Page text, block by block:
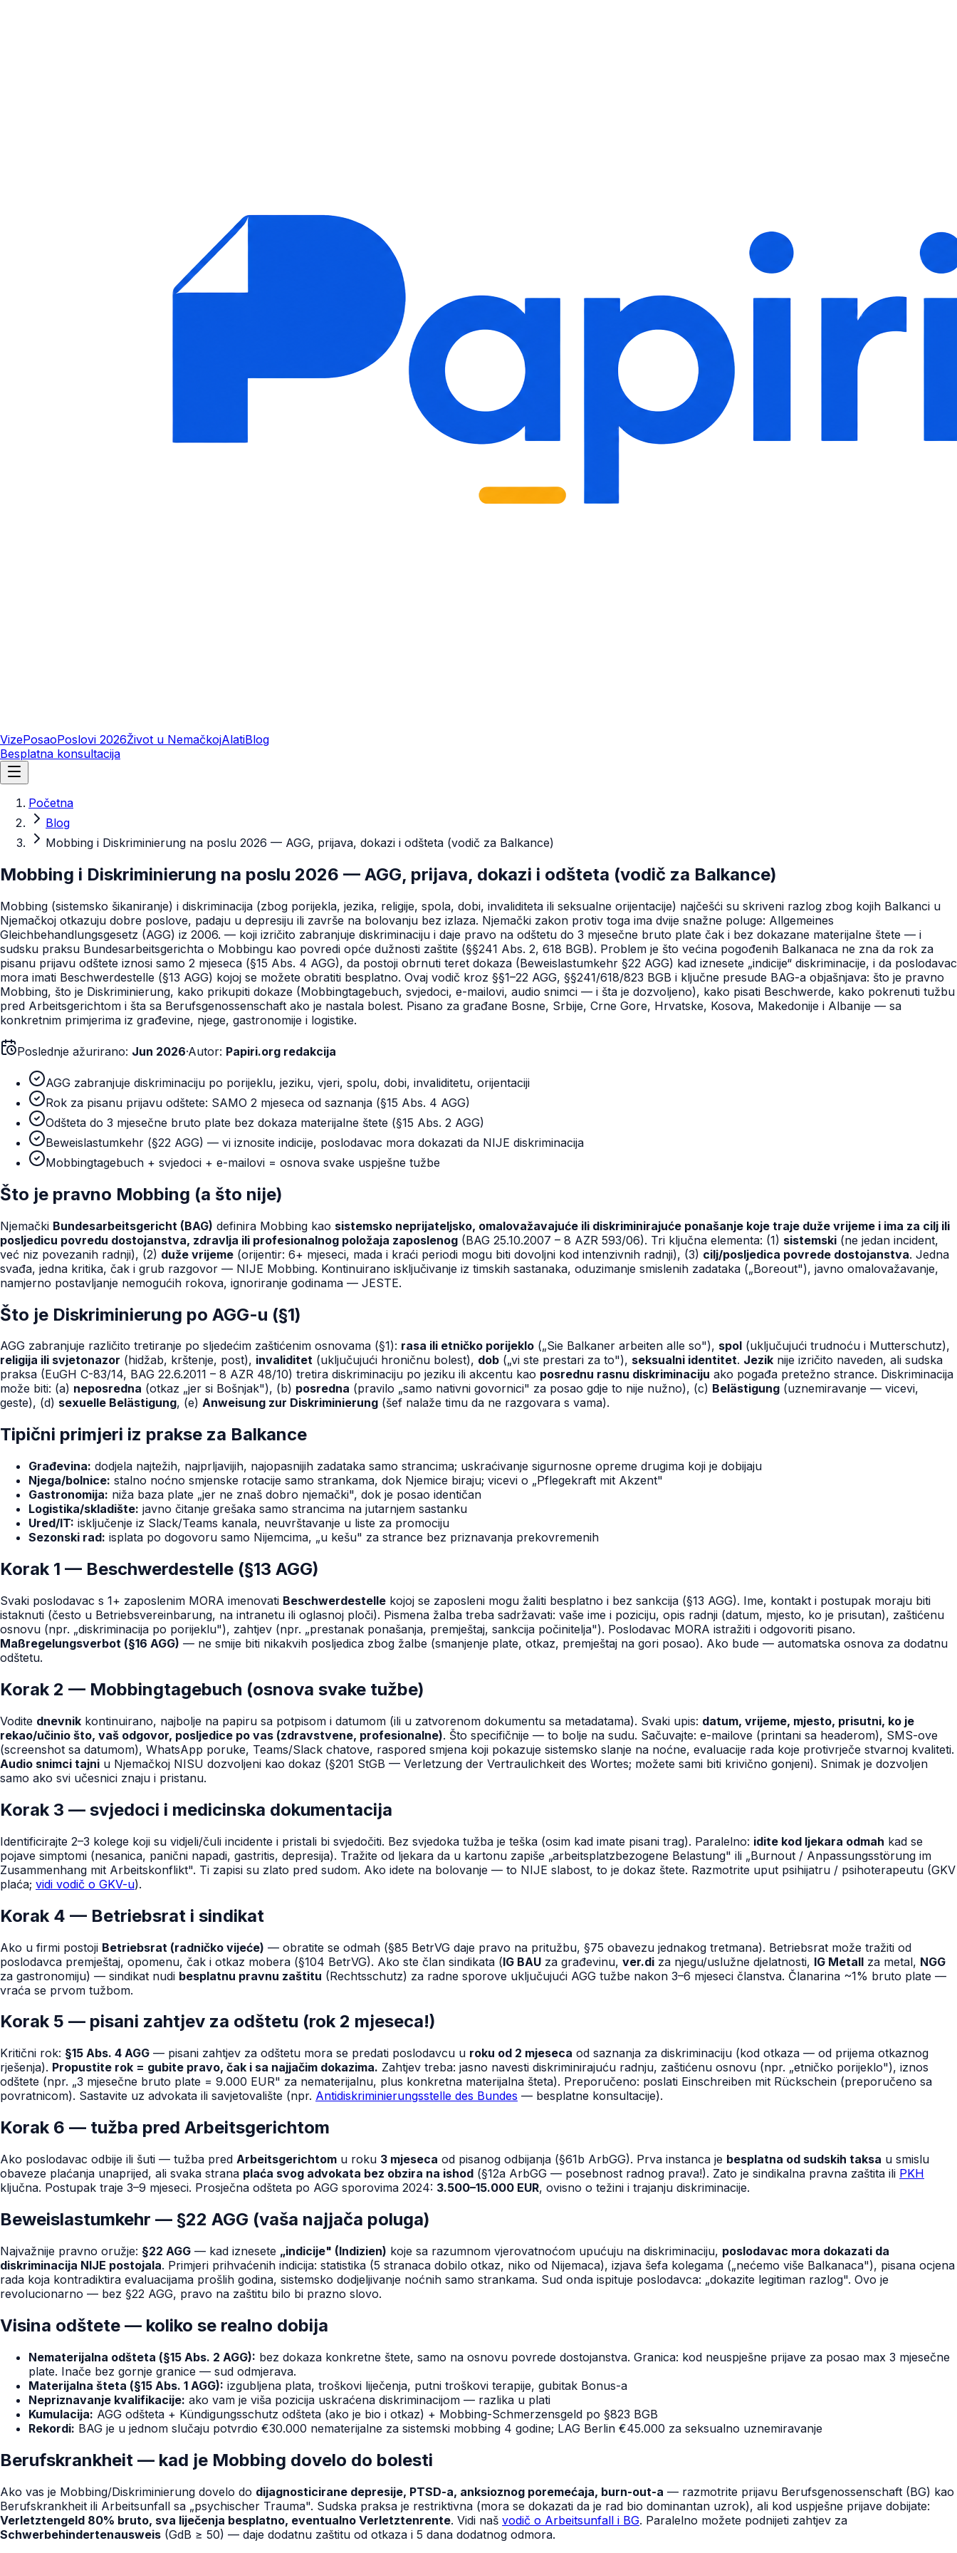
VizePosaoPoslovi 2026Život u NemačkojAlatiBlog
Besplatna konsultacija
Početna
Blog
Mobbing i Diskriminierung na poslu 2026 — AGG, prijava, dokazi i odšteta (vodič za Balkance)
Mobbing i Diskriminierung na poslu 2026 — AGG, prijava, dokazi i odšteta (vodič za Balkance)
Mobbing (sistemsko šikaniranje) i diskriminacija (zbog porijekla, jezika, religije, spola, dobi, invaliditeta ili seksualne orijentacije) najčešći su skriveni razlog zbog kojih Balkanci u
Njemačkoj otkazuju dobre poslove, padaju u depresiju ili završe na bolovanju bez izlaza. Njemački zakon protiv toga ima dvije snažne poluge: Allgemeines
Gleichbehandlungsgesetz (AGG) iz 2006. — koji izričito zabranjuje diskriminaciju i daje pravo na odštetu do 3 mjesečne bruto plate čak i bez dokazane materijalne štete — i
sudsku praksu Bundesarbeitsgerichta o Mobbingu kao povredi opće dužnosti zaštite (§§241 Abs. 2, 618 BGB). Problem je što većina pogođenih Balkanaca ne zna da rok za
pisanu prijavu odštete iznosi samo 2 mjeseca (§15 Abs. 4 AGG), da postoji obrnuti teret dokaza (Beweislastumkehr §22 AGG) kad iznesete „indicije“ diskriminacije, i da poslodavac
mora imati Beschwerdestelle (§13 AGG) kojoj se možete obratiti besplatno. Ovaj vodič kroz §§1–22 AGG, §§241/618/823 BGB i ključne presude BAG-a objašnjava: što je pravno
Mobbing, što je Diskriminierung, kako prikupiti dokaze (Mobbingtagebuch, svjedoci, e-mailovi, audio snimci — i šta je dozvoljeno), kako pisati Beschwerde, kako pokrenuti tužbu
pred Arbeitsgerichtom i šta sa Berufsgenossenschaft ako je nastala bolest. Pisano za građane Bosne, Srbije, Crne Gore, Hrvatske, Kosova, Makedonije i Albanije — sa
konkretnim primjerima iz građevine, njege, gastronomije i logistike.
Poslednje ažurirano: Jun 2026·Autor: Papiri.org redakcija
AGG zabranjuje diskriminaciju po porijeklu, jeziku, vjeri, spolu, dobi, invaliditetu, orijentaciji
Rok za pisanu prijavu odštete: SAMO 2 mjeseca od saznanja (§15 Abs. 4 AGG)
Odšteta do 3 mjesečne bruto plate bez dokaza materijalne štete (§15 Abs. 2 AGG)
Beweislastumkehr (§22 AGG) — vi iznosite indicije, poslodavac mora dokazati da NIJE diskriminacija
Mobbingtagebuch + svjedoci + e-mailovi = osnova svake uspješne tužbe
Što je pravno Mobbing (a što nije)
Njemački Bundesarbeitsgericht (BAG) definira Mobbing kao sistemsko neprijateljsko, omalovažavajuće ili diskriminirajuće ponašanje koje traje duže vrijeme i ima za cilj ili
posljedicu povredu dostojanstva, zdravlja ili profesionalnog položaja zaposlenog (BAG 25.10.2007 – 8 AZR 593/06). Tri ključna elementa: (1) sistemski (ne jedan incident,
već niz povezanih radnji), (2) duže vrijeme (orijentir: 6+ mjeseci, mada i kraći periodi mogu biti dovoljni kod intenzivnih radnji), (3) cilj/posljedica povrede dostojanstva. Jedna
svađa, jedna kritika, čak i grub razgovor — NIJE Mobbing. Kontinuirano isključivanje iz timskih sastanaka, oduzimanje smislenih zadataka („Boreout"), javno omalovažavanje,
namjerno postavljanje nemogućih rokova, ignoriranje godinama — JESTE.
Što je Diskriminierung po AGG-u (§1)
AGG zabranjuje različito tretiranje po sljedećim zaštićenim osnovama (§1): rasa ili etničko porijeklo („Sie Balkaner arbeiten alle so"), spol (uključujući trudnoću i Mutterschutz),
religija ili svjetonazor (hidžab, krštenje, post), invaliditet (uključujući hroničnu bolest), dob („vi ste prestari za to"), seksualni identitet. Jezik nije izričito naveden, ali sudska
praksa (EuGH C-83/14, BAG 22.6.2011 – 8 AZR 48/10) tretira diskriminaciju po jeziku ili akcentu kao posrednu rasnu diskriminaciju ako pogađa pretežno strance. Diskriminacija
može biti: (a) neposredna (otkaz „jer si Bošnjak"), (b) posredna (pravilo „samo nativni govornici" za posao gdje to nije nužno), (c) Belästigung (uznemiravanje — vicevi,
geste), (d) sexuelle Belästigung, (e) Anweisung zur Diskriminierung (šef nalaže timu da ne razgovara s vama).
Tipični primjeri iz prakse za Balkance
Građevina: dodjela najtežih, najprljavijih, najopasnijih zadataka samo strancima; uskraćivanje sigurnosne opreme drugima koji je dobijaju
Njega/bolnice: stalno noćno smjenske rotacije samo strankama, dok Njemice biraju; vicevi o „Pflegekraft mit Akzent"
Gastronomija: niža baza plate „jer ne znaš dobro njemački", dok je posao identičan
Logistika/skladište: javno čitanje grešaka samo strancima na jutarnjem sastanku
Ured/IT: isključenje iz Slack/Teams kanala, neuvrštavanje u liste za promociju
Sezonski rad: isplata po dogovoru samo Nijemcima, „u kešu" za strance bez priznavanja prekovremenih
Korak 1 — Beschwerdestelle (§13 AGG)
Svaki poslodavac s 1+ zaposlenim MORA imenovati Beschwerdestelle kojoj se zaposleni mogu žaliti besplatno i bez sankcija (§13 AGG). Ime, kontakt i postupak moraju biti
istaknuti (često u Betriebsvereinbarung, na intranetu ili oglasnoj ploči). Pismena žalba treba sadržavati: vaše ime i poziciju, opis radnji (datum, mjesto, ko je prisutan), zaštićenu
osnovu (npr. „diskriminacija po porijeklu"), zahtjev (npr. „prestanak ponašanja, premještaj, sankcija počinitelja"). Poslodavac MORA istražiti i odgovoriti pisano.
Maßregelungsverbot (§16 AGG) — ne smije biti nikakvih posljedica zbog žalbe (smanjenje plate, otkaz, premještaj na gori posao). Ako bude — automatska osnova za dodatnu
odštetu.
Korak 2 — Mobbingtagebuch (osnova svake tužbe)
Vodite dnevnik kontinuirano, najbolje na papiru sa potpisom i datumom (ili u zatvorenom dokumentu sa metadatama). Svaki upis: datum, vrijeme, mjesto, prisutni, ko je
rekao/učinio što, vaš odgovor, posljedice po vas (zdravstvene, profesionalne). Što specifičnije — to bolje na sudu. Sačuvajte: e-mailove (printani sa headerom), SMS-ove
(screenshot sa datumom), WhatsApp poruke, Teams/Slack chatove, raspored smjena koji pokazuje sistemsko slanje na noćne, evaluacije rada koje protivrječe stvarnoj kvaliteti.
Audio snimci tajni u Njemačkoj NISU dozvoljeni kao dokaz (§201 StGB — Verletzung der Vertraulichkeit des Wortes; možete sami biti krivično gonjeni). Snimak je dozvoljen
samo ako svi učesnici znaju i pristanu.
Korak 3 — svjedoci i medicinska dokumentacija
Identificirajte 2–3 kolege koji su vidjeli/čuli incidente i pristali bi svjedočiti. Bez svjedoka tužba je teška (osim kad imate pisani trag). Paralelno: idite kod ljekara odmah kad se
pojave simptomi (nesanica, panični napadi, gastritis, depresija). Tražite od ljekara da u kartonu zapiše „arbeitsplatzbezogene Belastung" ili „Burnout / Anpassungsstörung im
Zusammenhang mit Arbeitskonflikt". Ti zapisi su zlato pred sudom. Ako idete na bolovanje — to NIJE slabost, to je dokaz štete. Razmotrite uput psihijatru / psihoterapeutu (GKV
plaća; vidi vodič o GKV-u).
Korak 4 — Betriebsrat i sindikat
Ako u firmi postoji Betriebsrat (radničko vijeće) — obratite se odmah (§85 BetrVG daje pravo na pritužbu, §75 obavezu jednakog tretmana). Betriebsrat može tražiti od
poslodavca premještaj, opomenu, čak i otkaz mobera (§104 BetrVG). Ako ste član sindikata (IG BAU za građevinu, ver.di za njegu/uslužne djelatnosti, IG Metall za metal, NGG
za gastronomiju) — sindikat nudi besplatnu pravnu zaštitu (Rechtsschutz) za radne sporove uključujući AGG tužbe nakon 3–6 mjeseci članstva. Članarina ~1% bruto plate —
vraća se prvom tužbom.
Korak 5 — pisani zahtjev za odštetu (rok 2 mjeseca!)
Kritični rok: §15 Abs. 4 AGG — pisani zahtjev za odštetu mora se predati poslodavcu u roku od 2 mjeseca od saznanja za diskriminaciju (kod otkaza — od prijema otkaznog
rješenja). Propustite rok = gubite pravo, čak i sa najjačim dokazima. Zahtjev treba: jasno navesti diskriminirajuću radnju, zaštićenu osnovu (npr. „etničko porijeklo"), iznos
odštete (npr. „3 mjesečne bruto plate = 9.000 EUR" za nematerijalnu, plus konkretna materijalna šteta). Preporučeno: poslati Einschreiben mit Rückschein (preporučeno sa
povratnicom). Sastavite uz advokata ili savjetovalište (npr. Antidiskriminierungsstelle des Bundes — besplatne konsultacije).
Korak 6 — tužba pred Arbeitsgerichtom
Ako poslodavac odbije ili šuti — tužba pred Arbeitsgerichtom u roku 3 mjeseca od pisanog odbijanja (§61b ArbGG). Prva instanca je besplatna od sudskih taksa u smislu
obaveze plaćanja unaprijed, ali svaka strana plaća svog advokata bez obzira na ishod (§12a ArbGG — posebnost radnog prava!). Zato je sindikalna pravna zaštita ili PKH
ključna. Postupak traje 3–9 mjeseci. Prosječna odšteta po AGG sporovima 2024: 3.500–15.000 EUR, ovisno o težini i trajanju diskriminacije.
Beweislastumkehr — §22 AGG (vaša najjača poluga)
Najvažnije pravno oružje: §22 AGG — kad iznesete „indicije" (Indizien) koje sa razumnom vjerovatnoćom upućuju na diskriminaciju, poslodavac mora dokazati da
diskriminacija NIJE postojala. Primjeri prihvaćenih indicija: statistika (5 stranaca dobilo otkaz, niko od Nijemaca), izjava šefa kolegama („nećemo više Balkanaca"), pisana ocjena
rada koja kontradiktira evaluacijama prošlih godina, sistemsko dodjeljivanje noćnih samo strankama. Sud onda ispituje poslodavca: „dokazite legitiman razlog". Ovo je
revolucionarno — bez §22 AGG, pravo na zaštitu bilo bi prazno slovo.
Visina odštete — koliko se realno dobija
Nematerijalna odšteta (§15 Abs. 2 AGG): bez dokaza konkretne štete, samo na osnovu povrede dostojanstva. Granica: kod neuspješne prijave za posao max 3 mjesečne
plate. Inače bez gornje granice — sud odmjerava.
Materijalna šteta (§15 Abs. 1 AGG): izgubljena plata, troškovi liječenja, putni troškovi terapije, gubitak Bonus-a
Nepriznavanje kvalifikacije: ako vam je viša pozicija uskraćena diskriminacijom — razlika u plati
Kumulacija: AGG odšteta + Kündigungsschutz odšteta (ako je bio i otkaz) + Mobbing-Schmerzensgeld po §823 BGB
Rekordi: BAG je u jednom slučaju potvrdio €30.000 nematerijalne za sistemski mobbing 4 godine; LAG Berlin €45.000 za seksualno uznemiravanje
Berufskrankheit — kad je Mobbing dovelo do bolesti
Ako vas je Mobbing/Diskriminierung dovelo do dijagnosticirane depresije, PTSD-a, anksioznog poremećaja, burn-out-a — razmotrite prijavu Berufsgenossenschaft (BG) kao
Berufskrankheit ili Arbeitsunfall sa „psychischer Trauma". Sudska praksa je restriktivna (mora se dokazati da je rad bio dominantan uzrok), ali kod uspješne prijave dobijate:
Verletztengeld 80% bruto, sva liječenja besplatno, eventualno Verletztenrente. Vidi naš vodič o Arbeitsunfall i BG. Paralelno možete podnijeti zahtjev za
Schwerbehindertenausweis (GdB ≥ 50) — daje dodatnu zaštitu od otkaza i 5 dana dodatnog odmora.